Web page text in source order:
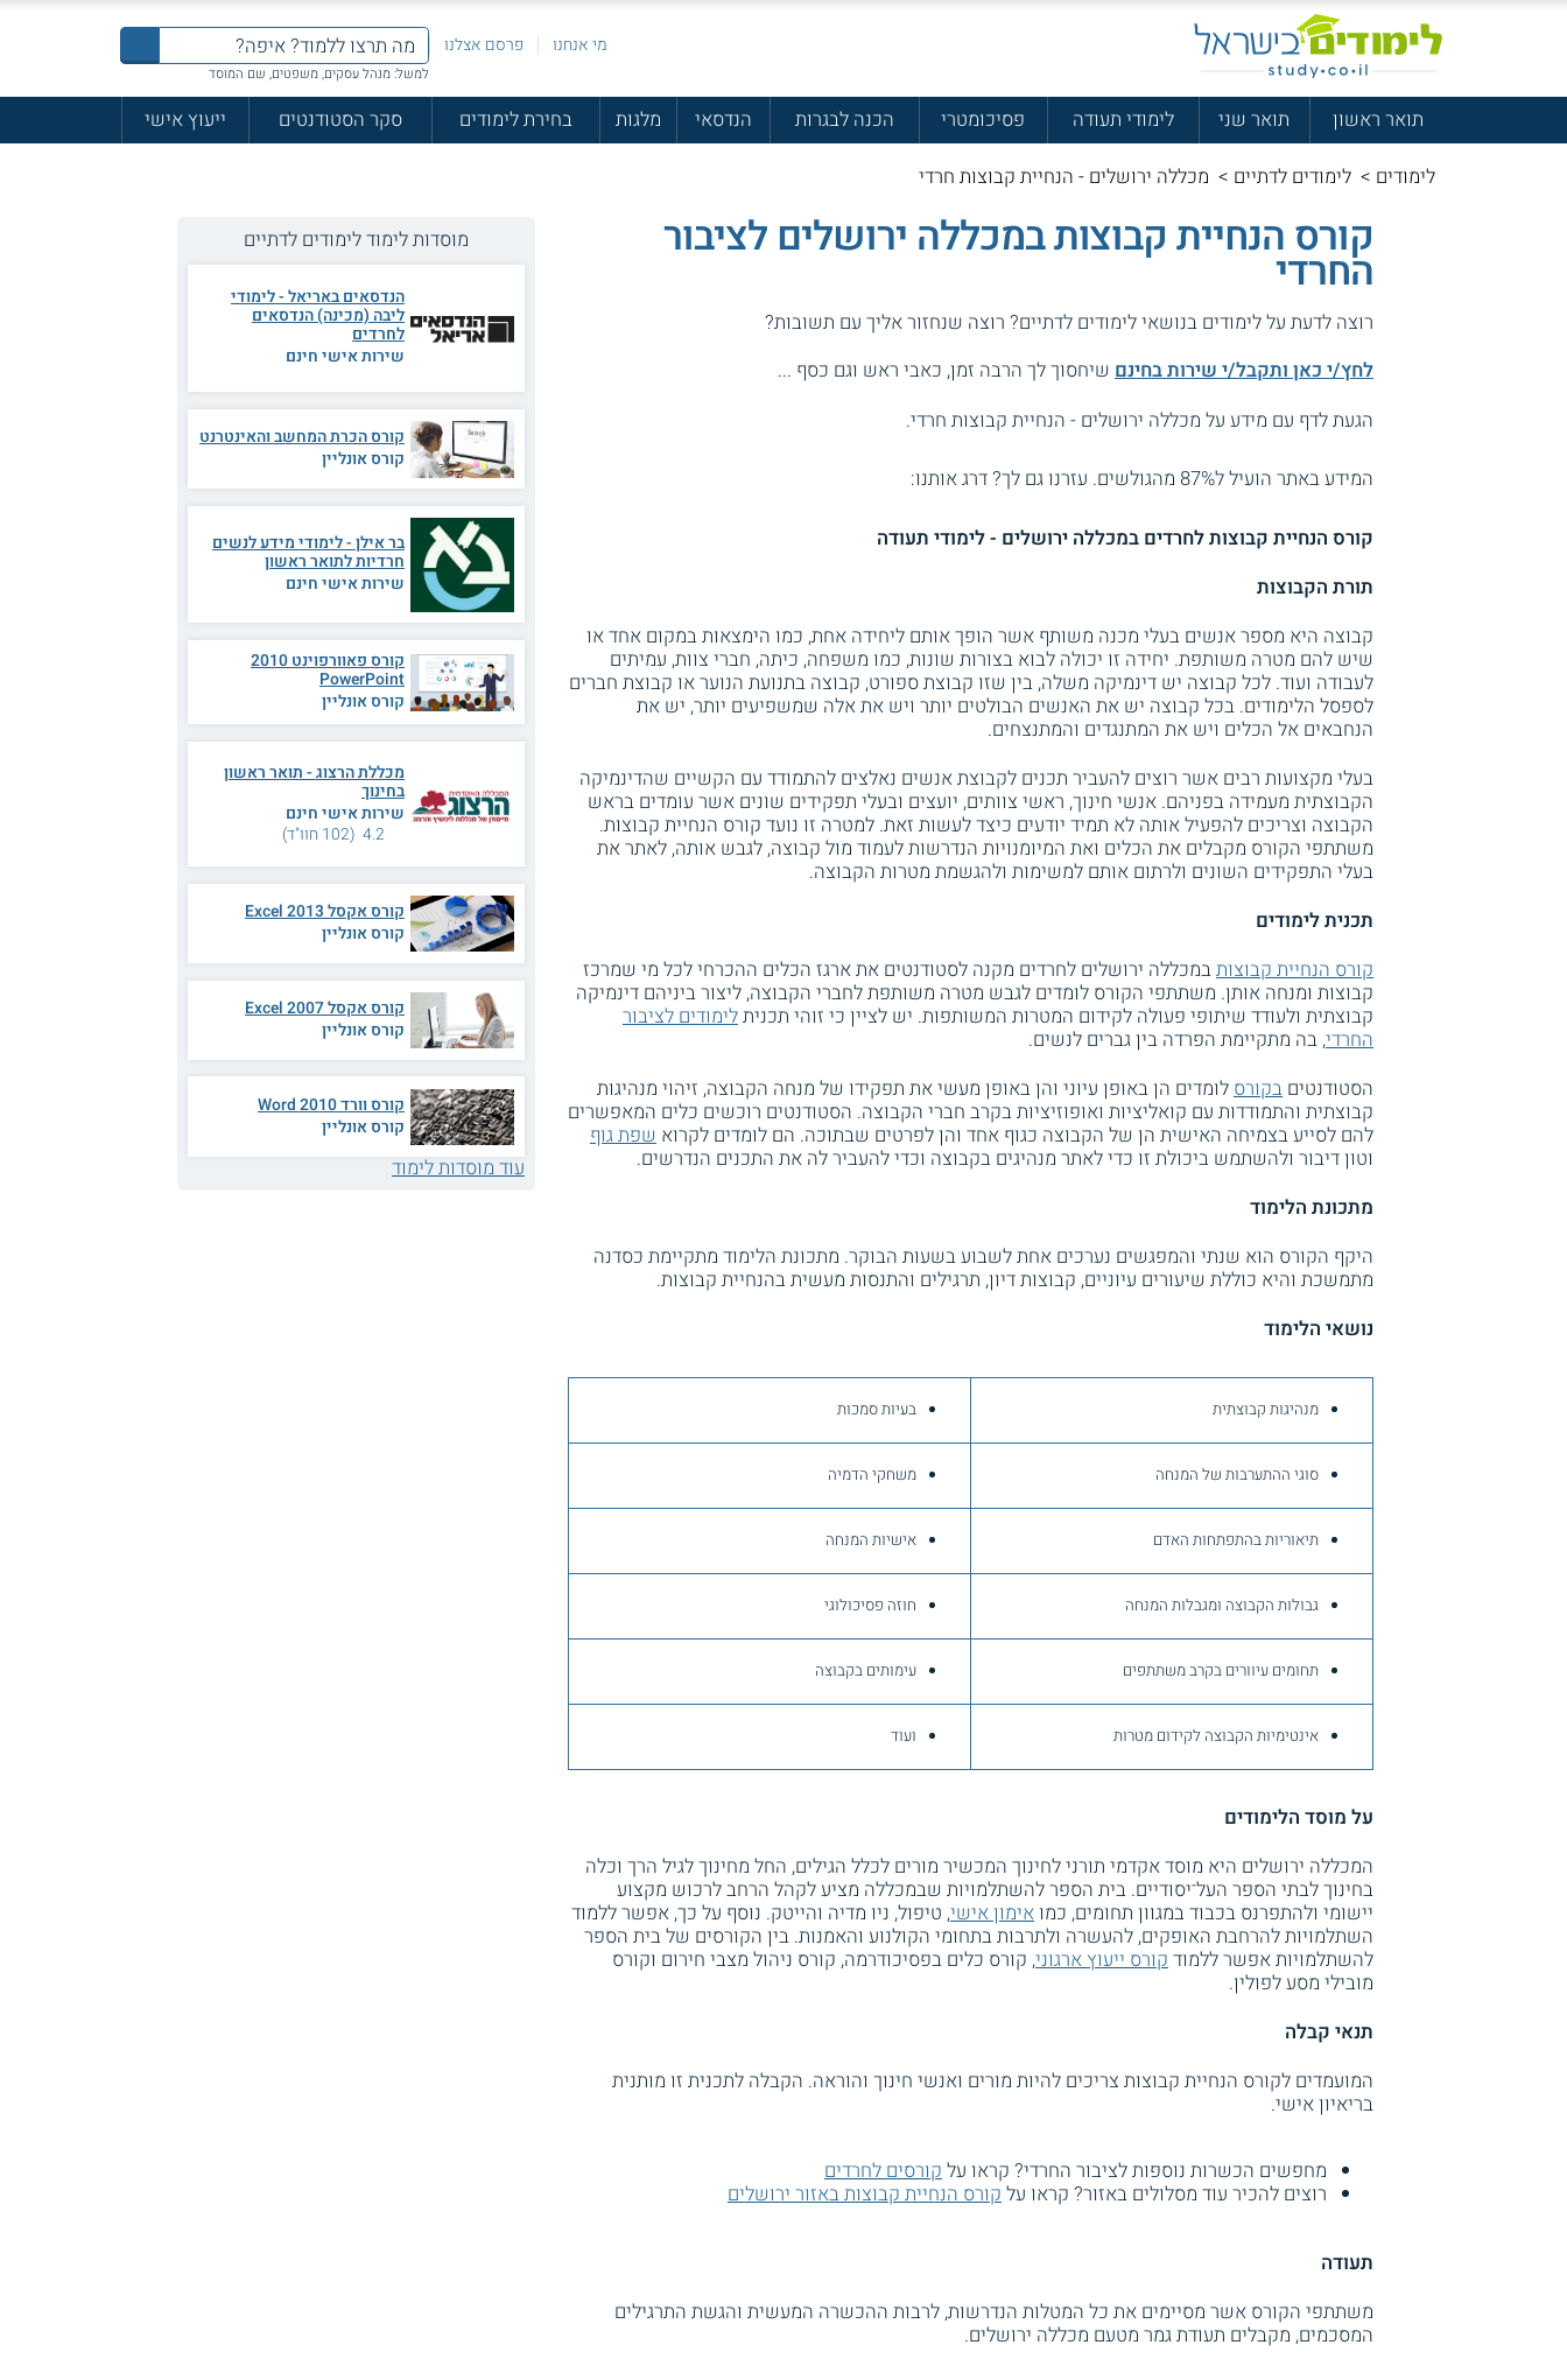
מי אנחנו פרסם אצלנו
למשל: מנהל עסקים, משפטים, שם המוסד
תואר ראשון תואר שני לימודי תעודה פסיכומטרי הכנה לבגרות הנדסאי מלגות בחירת לימודים סקר הסטודנטים
ייעוץ אישי
לימודים > לימודים לדתיים > מכללה ירושלים - הנחיית קבוצות חרדי
קורס הנחיית קבוצות במכללה ירושלים לציבור
החרדי
רוצה לדעת על לימודים בנושאי לימודים לדתיים? רוצה שנחזור אליך עם תשובות?
לחץ/י כאן ותקבל/י שירות בחינם שיחסוך לך הרבה זמן, כאבי ראש וגם כסף ...
הגעת לדף עם מידע על מכללה ירושלים - הנחיית קבוצות חרדי.
המידע באתר הועיל ל87% מהגולשים.
עזרנו גם לך? דרג אותנו:
קורס הנחיית קבוצות לחרדים במכללה ירושלים - לימודי תעודה
תורת הקבוצות
קבוצה היא מספר אנשים בעלי מכנה משותף אשר הופך אותם ליחידה אחת, כמו הימצאות במקום אחד או
שיש להם מטרה משותפת. יחידה זו יכולה לבוא בצורות שונות, כמו משפחה, כיתה, חברי צוות, עמיתים
לעבודה ועוד. לכל קבוצה יש דינמיקה משלה, בין שזו קבוצת ספורט, קבוצה בתנועת הנוער או קבוצת חברים
לספסל הלימודים. בכל קבוצה יש את האנשים הבולטים יותר ויש את אלה שמשפיעים יותר, יש את
הנחבאים אל הכלים ויש את המתנגדים והמתנצחים.
בעלי מקצועות רבים אשר רוצים להעביר תכנים לקבוצת אנשים נאלצים להתמודד עם הקשיים שהדינמיקה
הקבוצתית מעמידה בפניהם. אנשי חינוך, ראשי צוותים, יועצים ובעלי תפקידים שונים אשר עומדים בראש
הקבוצה וצריכים להפעיל אותה לא תמיד יודעים כיצד לעשות זאת. למטרה זו נועד קורס הנחיית קבוצות.
משתתפי הקורס מקבלים את הכלים ואת המיומנויות הנדרשות לעמוד מול קבוצה, לגבש אותה, לאתר את
בעלי התפקידים השונים ולרתום אותם למשימות ולהגשמת מטרות הקבוצה.
תכנית לימודים
קורס הנחיית קבוצותבמכללה ירושלים לחרדים מקנה לסטודנטים את ארגז הכלים ההכרחי לכל מי שמרכז
קבוצות ומנחה אותן. משתתפי הקורס לומדים לגבש מטרה משותפת לחברי הקבוצה, ליצור ביניהם דינמיקה
קבוצתית ולעודד שיתופי פעולה לקידום המטרות המשותפות. יש לציין כי זוהי תכניתלימודים לציבור
החרדי, בה מתקיימת הפרדה בין גברים לנשים.
הסטודנטים בקורסלומדים הן באופן עיוני והן באופן מעשי את תפקידו של מנחה הקבוצה, זיהוי מנהיגות
קבוצתית והתמודדות עם קואליציות ואופוזיציות בקרב חברי הקבוצה. הסטודנטים רוכשים כלים המאפשרים
להם לסייע בצמיחה האישית הן של הקבוצה כגוף אחד והן לפרטים שבתוכה. הם לומדים לקרוא שפת גוף
וטון דיבור ולהשתמש ביכולת זו כדי לאתר מנהיגים בקבוצה וכדי להעביר לה את התכנים הנדרשים.
מתכונת הלימוד
היקף הקורס הוא שנתי והמפגשים נערכים אחת לשבוע בשעות הבוקר. מתכונת הלימוד מתקיימת כסדנה
מתמשכת והיא כוללת שיעורים עיוניים, קבוצות דיון, תרגילים והתנסות מעשית בהנחיית קבוצות.
נושאי הלימוד
מנהיגות קבוצתית בעיות סמכות
סוגי ההתערבות של המנחה משחקי הדמיה
תיאוריות בהתפתחות האדם אישיות המנחה
גבולות הקבוצה ומגבלות המנחה חוזה פסיכולוגי
תחומים עיוורים בקרב משתתפים עימותים בקבוצה
אינטימיות הקבוצה לקידום מטרות ועוד
על מוסד הלימודים
המכללה ירושלים היא מוסד אקדמי תורני לחינוך המכשיר מורים לכלל הגילים, החל מחינוך לגיל הרך וכלה
בחינוך לבתי הספר העל־יסודיים. בית הספר להשתלמויות שבמכללה מציע לקהל הרחב לרכוש מקצוע
יישומי ולהתפרנס בכבוד במגוון תחומים, כמואימון אישי, טיפול, ניו מדיה והייטק. נוסף על כך, אפשר ללמוד
השתלמויות להרחבת האופקים, להעשרה ולתרבות בתחומי הקולנוע והאמנות. בין הקורסים של בית הספר
להשתלמויות אפשר ללמוד קורס ייעוץ ארגוני, קורס כלים בפסיכודרמה, קורס ניהול מצבי חירום וקורס
מובילי מסע לפולין.
תנאי קבלה
המועמדים לקורס הנחיית קבוצות צריכים להיות מורים ואנשי חינוך והוראה. הקבלה לתכנית זו מותנית
בריאיון אישי.
מחפשים הכשרות נוספות לציבור החרדי? קראו עלקורסים לחרדים
רוצים להכיר עוד מסלולים באזור? קראו עלקורס הנחיית קבוצות באזור ירושלים
תעודה
משתתפי הקורס אשר מסיימים את כל המטלות הנדרשות, לרבות ההכשרה המעשית והגשת התרגילים
המסכמים, מקבלים תעודת גמר מטעם מכללה ירושלים.
מוסדות לימוד לימודים לדתיים
הנדסאים באריאל - לימודי
ליבה (מכינה) הנדסאים
לחרדים
שירות אישי חינם
קורס הכרת המחשב והאינטרנט
קורס אונליין
בר אילן - לימודי מידע לנשים
חרדיות לתואר ראשון
שירות אישי חינם
קורס פאוורפוינט 2010
PowerPoint
קורס אונליין
מכללת הרצוג - תואר ראשון
בחינוך
שירות אישי חינם
4.2 (102 חוו"ד)
קורס אקסל 2013 Excel
קורס אונליין
קורס אקסל 2007 Excel
קורס אונליין
קורס וורד 2010 Word
קורס אונליין
עוד מוסדות לימוד